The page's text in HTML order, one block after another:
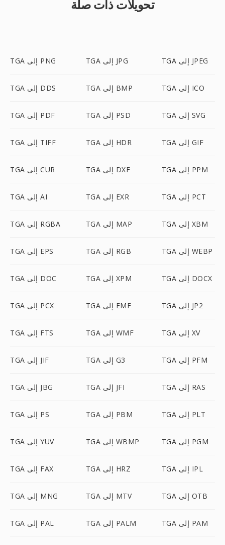
تحويلات ذات صلة
TGA إلى PNG TGA إلى JPG TGA إلى JPEG
TGA إلى DDS TGA إلى BMP TGA إلى ICO
TGA إلى PDF TGA إلى PSD TGA إلى SVG
TGA إلى TIFF TGA إلى HDR TGA إلى GIF
TGA إلى CUR TGA إلى DXF TGA إلى PPM
TGA إلى AI TGA إلى EXR TGA إلى PCT
TGA إلى RGBA TGA إلى MAP TGA إلى XBM
TGA إلى EPS TGA إلى RGB TGA إلى WEBP
TGA إلى DOC TGA إلى XPM TGA إلى DOCX
TGA إلى PCX TGA إلى EMF TGA إلى JP2
TGA إلى FTS TGA إلى WMF TGA إلى XV
TGA إلى JIF TGA إلى G3 TGA إلى PFM
TGA إلى JBG TGA إلى JFI TGA إلى RAS
TGA إلى PS TGA إلى PBM TGA إلى PLT
TGA إلى YUV TGA إلى WBMP TGA إلى PGM
TGA إلى FAX TGA إلى HRZ TGA إلى IPL
TGA إلى MNG TGA إلى MTV TGA إلى OTB
TGA إلى PAL TGA إلى PALM TGA إلى PAM